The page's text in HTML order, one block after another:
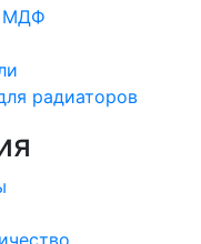
МДФ
радиаторов